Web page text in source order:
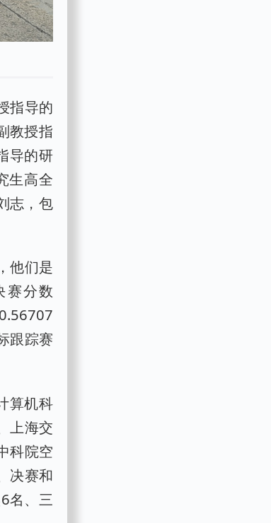
指导的
教授指
导的研
生高全
志，包
他们是
赛分数
跟踪赛
算机科
上海交
科院空
决赛和
名、三